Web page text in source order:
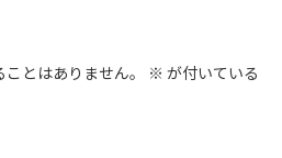
とはありません。 ※ が付いている